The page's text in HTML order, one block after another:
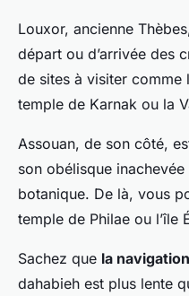
Louxor, ancienne
départ ou d’arrivée des
de sites à visiter comme
temple de Karnak ou la
Assouan, de son côté,
son obélisque
botanique. De là, vous
temple de Philae ou l’île
Sachez que la navigation
dahabieh est plus lente